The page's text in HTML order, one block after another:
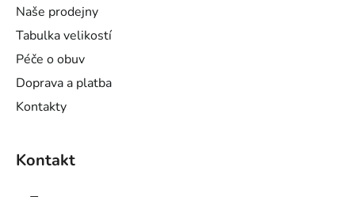
Naše prodejny
Tabulka velikostí
Péče o obuv
Doprava a platba
Kontakty
Kontakt